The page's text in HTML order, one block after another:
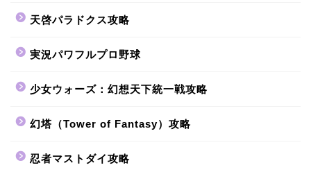
天啓パラドクス攻略
実況パワフルプロ野球
少女ウォーズ：幻想天下統一戦攻略
幻塔（Tower of Fantasy）攻略
忍者マストダイ攻略